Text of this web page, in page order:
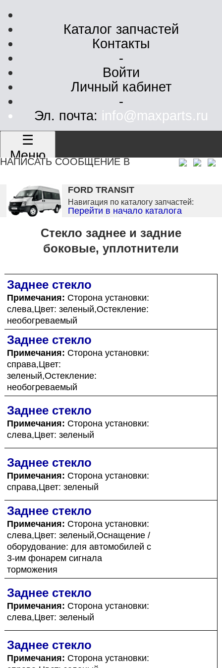
Каталог запчастей
Контакты
-
Войти
Личный кабинет
-
Эл. почта: info@maxparts.ru
☰
Меню
НАПИСАТЬ СООБЩЕНИЕ В
FORD TRANSIT
Навигация по каталогу запчастей:
Перейти в начало каталога
Стекло заднее и задние
боковые, уплотнители
Заднее стекло
Примечания: Сторона установки:
слева,Цвет: зеленый,Остекление:
необогреваемый
Заднее стекло
Примечания: Сторона установки:
справа,Цвет:
зеленый,Остекление:
необогреваемый
Заднее стекло
Примечания: Сторона установки:
слева,Цвет: зеленый
Заднее стекло
Примечания: Сторона установки:
справа,Цвет: зеленый
Заднее стекло
Примечания: Сторона установки:
слева,Цвет: зеленый,Оснащение /
оборудование: для автомобилей с
3-им фонарем сигнала
торможения
Заднее стекло
Примечания: Сторона установки:
слева,Цвет: зеленый
Заднее стекло
Примечания: Сторона установки: